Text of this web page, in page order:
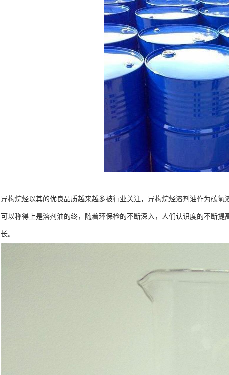
异构烷烃以其的优良品质越来越多被行业关注，异构烷烃溶剂油作为碳
可以称得上是溶剂油的终，随着环保检的不断深入，人们认识度的不断
长。